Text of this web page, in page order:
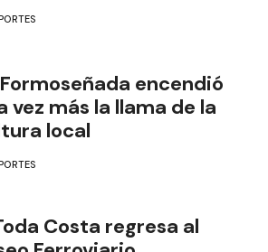
encendió
vez más la llama de la
local
Costa regresa al